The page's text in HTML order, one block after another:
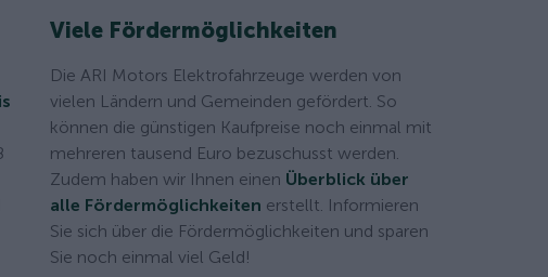
Viele Fördermöglichkeiten
Die ARI Motors Elektrofahrzeuge werden von
vielen Ländern und Gemeinden gefördert. So
können die günstigen Kaufpreise noch einmal mit
mehreren tausend Euro bezuschusst werden.
Zudem haben wir Ihnen einen Überblick über
alle Fördermöglichkeiten erstellt. Informieren
Sie sich über die Fördermöglichkeiten und sparen
Sie noch einmal viel Geld!